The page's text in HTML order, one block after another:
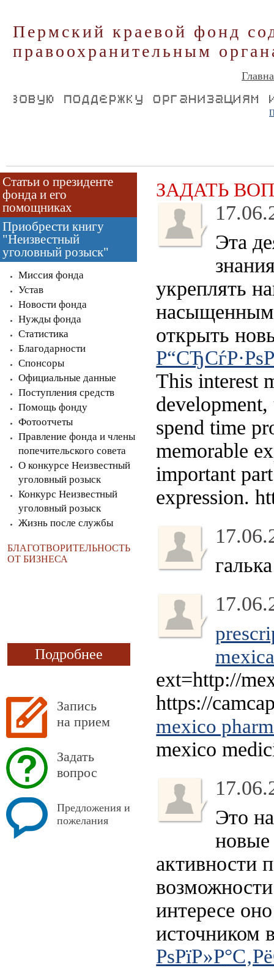
Пермский краевой фонд
правоохранительным
Статьи о президенте
фонда и его
помощниках
Приобрести книгу
"Неизвестный
уголовный розыск"
Миссия фонда
Устав
Новости фонда
Нужды фонда
Статистика
Благодарности
Спонсоры
Официальные данные
Поступления средств
Помощь фонду
Фотоотчеты
Правление фонда и члены
попечительского совета
О конкурсе Неизвестный
уголовный розыск
Конкурс Неизвестный
уголовный розыск
Жизнь после службы
БЛАГОТВОРИТЕЛЬНОСТЬ
ОТ БИЗНЕСА
Подробнее
Запись
на прием
Задать
вопрос
Предложения и
пожелания
ЗАДАТЬ
Эта
укреплять
открыть
This interest
spend time
memorable
important
expression.
ext=http://
https://
mexico
mexico
Это
новые
активности
интересе
источником